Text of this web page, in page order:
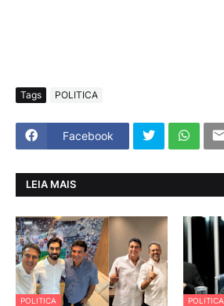
Tags POLITICA
Facebook
LEIA MAIS
POLITICA POLITICA